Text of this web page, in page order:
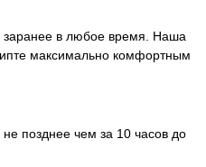
в любое время. Наша
максимально комфортным
позднее чем за 10 часов до